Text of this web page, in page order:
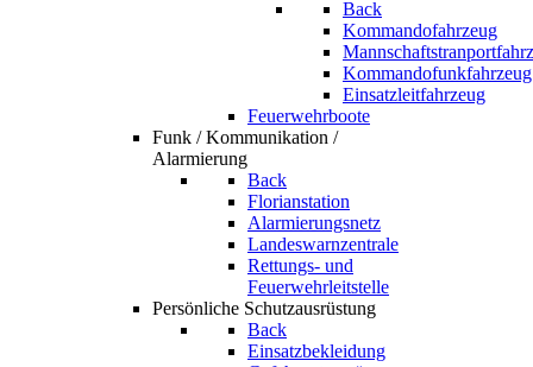
Back
Kommandofahrzeug
Kommandofunkfahrzeug
Einsatzleitfahrzeug
Feuerwehrboote
Funk / Kommunikation /
Alarmierung
Back
Florianstation
Alarmierungsnetz
Landeswarnzentrale
Rettungs- und
Feuerwehrleitstelle
Persönliche Schutzausrüstung
Back
Einsatzbekleidung